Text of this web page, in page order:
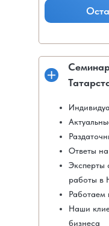
Ответы
Эксперты
работы в
Работаем
Наши
бизнеса